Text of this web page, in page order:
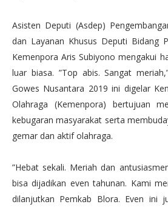
Asisten Deputi (Asdep)
dan Layanan Khusus Deputi Bidang
Kemenpora Aris Subiyono mengakui
luar biasa. ”Top abis. Sangat
Gowes Nusantara 2019 ini digelar
Olahraga (Kemenpora) bertujuan
kebugaran masyarakat serta
gemar dan aktif olahraga.
”Hebat sekali. Meriah dan
bisa dijadikan even tahunan. Kami
dilanjutkan Pemkab Blora. Even ini